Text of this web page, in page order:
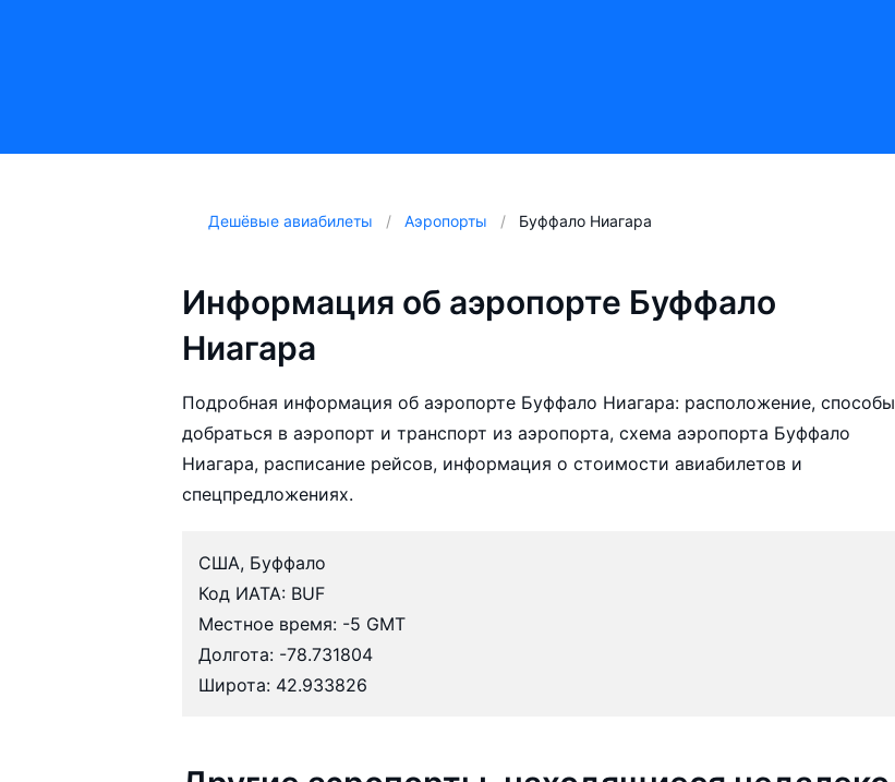
Дешёвые авиабилеты Аэропорты Буффало Ниагара
Информация об аэропорте Буффало
Ниагара
Подробная информация об аэропорте Буффало Ниагара: расположение, способы
добраться в аэропорт и транспорт из аэропорта, схема аэропорта Буффало
Ниагара, расписание рейсов, информация о стоимости авиабилетов и
спецпредложениях.
США, Буффало
Код ИАТА: BUF
Местное время: -5 GMT
Долгота: -78.731804
Широта: 42.933826